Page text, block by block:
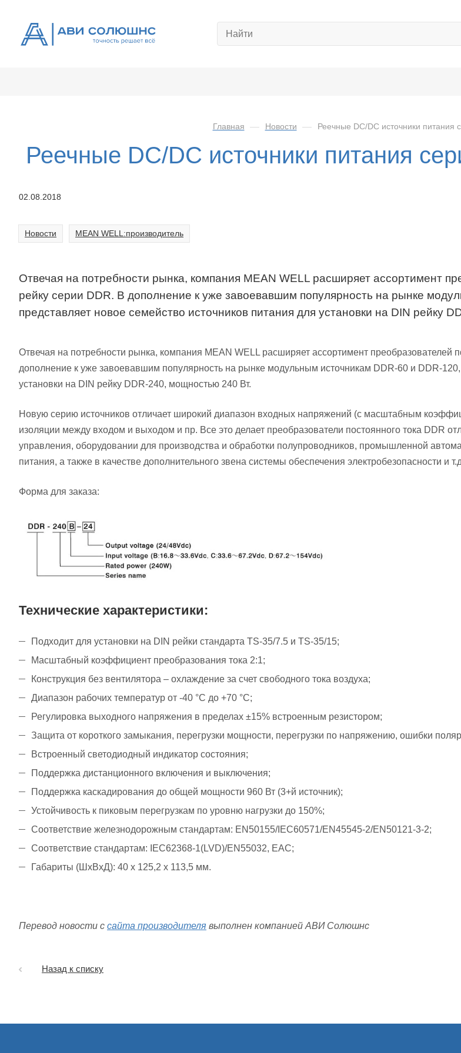
Главная — Новости — Реечные DC/DC источники питания
Реечные DC/DC источники питания
02.08.2018
Новости MEAN WELL:производитель
Отвечая на потребности рынка, компания MEAN WELL расширяет ассортимент
рейку серии DDR. В дополнение к уже завоевавшим популярность на рынке
представляет новое семейство источников питания для установки на DIN рейку
Отвечая на потребности рынка, компания MEAN WELL расширяет ассортимент преобразователей
дополнение к уже завоевавшим популярность на рынке модульным источникам DDR-60 и DDR-
установки на DIN рейку DDR-240, мощностью 240 Вт.
Новую серию источников отличает широкий диапазон входных напряжений (с масштабным
изоляции между входом и выходом и пр. Все это делает преобразователи постоянного тока
управления, оборудовании для производства и обработки полупроводников, промышленной
питания, а также в качестве дополнительного звена системы обеспечения электробезопасности и
Форма для заказа:
Технические характеристики:
Подходит для установки на DIN рейки стандарта TS-35/7.5 и TS-35/15;
Масштабный коэффициент преобразования тока 2:1;
Конструкция без вентилятора – охлаждение за счет свободного тока воздуха;
Диапазон рабочих температур от -40 °С до +70 °С;
Регулировка выходного напряжения в пределах ±15% встроенным резистором;
Защита от короткого замыкания, перегрузки мощности, перегрузки по напряжению, ошибки
Встроенный светодиодный индикатор состояния;
Поддержка дистанционного включения и выключения;
Поддержка каскадирования до общей мощности 960 Вт (3+й источник);
Устойчивость к пиковым перегрузкам по уровню нагрузки до 150%;
Соответствие железнодорожным стандартам: EN50155/IEC60571/EN45545-2/EN50121-3-2;
Соответствие стандартам: IEC62368-1(LVD)/EN55032, EAC;
Габариты (ШxВxД): 40 x 125,2 x 113,5 мм.
Перевод новости с сайта производителя выполнен компанией АВИ Солюшнс
Назад к списку